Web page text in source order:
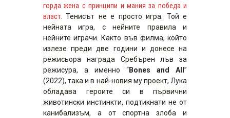
горда жена с принципи и мания за победа и
власт.
Тенисът не е просто игра. Той е
нейната игра, с нейните правила и
нейните играчи. Както във филма, който
излезе преди две години и донесе на
режисьора награда Сребърен лъв за
режисура, а именно “Bones and Аll ”
(2022), така и в най-новия му проект, Лука
обладава героите си в първични
животински инстинкти, подтикнати не от
канибализъм, а от спортна злоба и